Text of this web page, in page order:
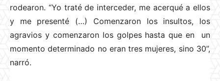
rodearon. “Yo traté de interceder, me acerqué a ellos
y me presenté (…) Comenzaron los insultos, los
agravios y comenzaron los golpes hasta que en un
momento determinado no eran tres mujeres, sino 30”,
narró.